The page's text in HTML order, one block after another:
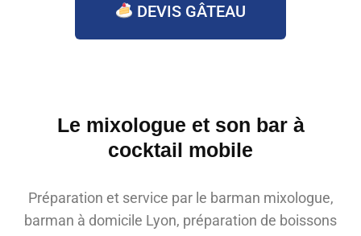
DEVIS GÂTEAU
Le mixologue et son bar à
cocktail mobile
Préparation et service par le barman mixologue,
barman à domicile Lyon, préparation de boissons